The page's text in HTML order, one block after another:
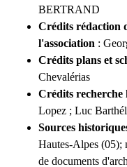
BERTRAND
Crédits rédaction
l'association :
Crédits plans et
Chevalérias
Crédits recherche
Lopez ; Luc
Sources
Hautes-Alpes (05);
de documents